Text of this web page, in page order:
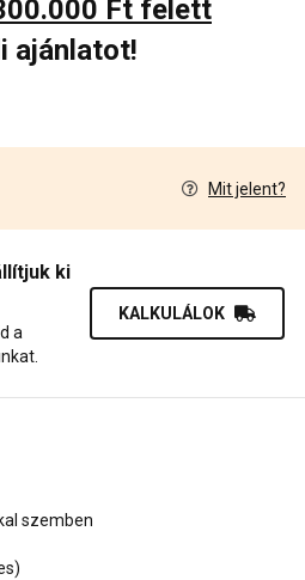
Ft felett
ajánlatot!
Mit jelent?
ki
a
KALKULÁLOK
szemben